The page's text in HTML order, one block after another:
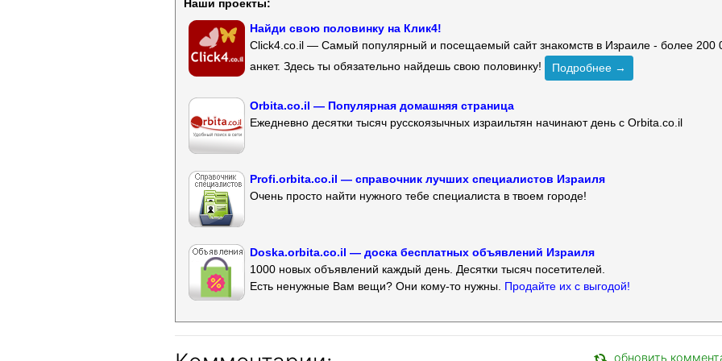
Наши проекты:
Найди свою половинку на Клик4!
Click4.co.il — Самый популярный и посещаемый сайт знакомств в Израиле - более 200
анкет. Здесь ты обязательно найдешь свою половинку!
Подробнее →
Orbita.co.il — Популярная домашняя страница
Ежедневно десятки тысяч русскоязычных израильтян начинают день с Orbita.co.il
Profi.orbita.co.il — справочник лучших специалистов Израиля
Очень просто найти нужного тебе специалиста в твоем городе!
Doska.orbita.co.il — доска бесплатных объявлений Израиля
1000 новых объявлений каждый день. Десятки тысяч посетителей.
Есть ненужные Вам вещи? Они кому-то нужны. Продайте их с выгодой!
обновить